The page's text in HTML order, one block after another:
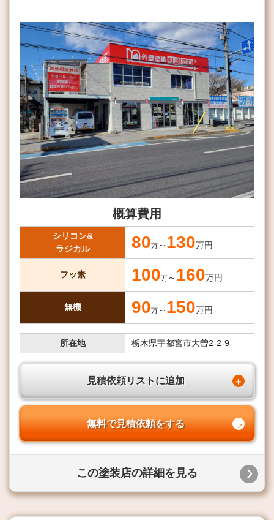
所在地 栃木県宇都宮市大曽2-2-9
概算費用
シリコン&
ラジカル
80万 ～ 130万円
フッ素 100万 ～ 160万円
無機 90万 ～ 150万円
見積依頼リストに追加
無料で見積依頼をする
この塗装店の詳細を見る